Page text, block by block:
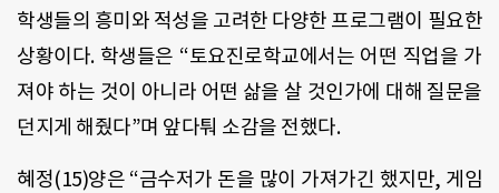
학생들의 흥미와 적성을 고려한 다양한 프로그램이 필요한
상황이다. 학생들은 “토요진로학교에서는 어떤 직업을 가
져야 하는 것이 아니라 어떤 삶을 살 것인가에 대해 질문을
던지게 해줬다”며 앞다퉈 소감을 전했다.
혜정(15)양은 “금수저가 돈을 많이 가져가긴 했지만, 게임